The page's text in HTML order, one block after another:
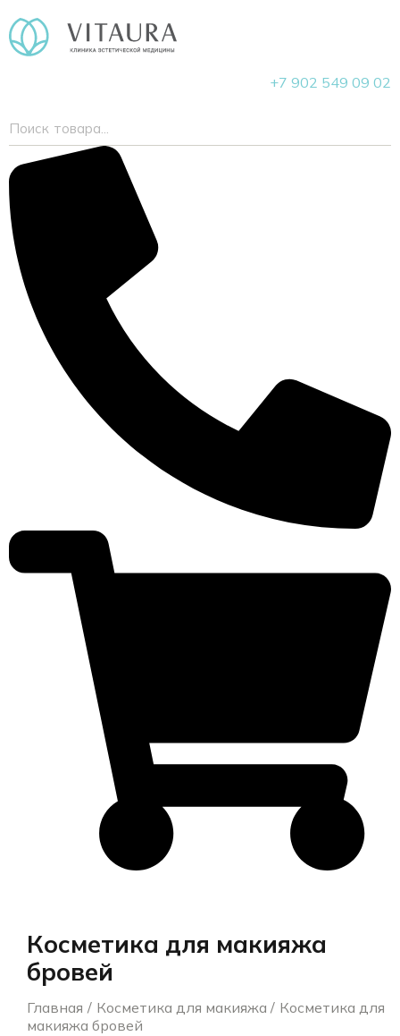
+7 902 549 09 02
Косметика для макияжа
бровей
Главная Косметика для макияжа
Косметика для
макияжа бровей